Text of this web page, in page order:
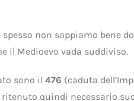
non sappiamo bene
il Medioevo vada suddiviso.
sono il 476 (caduta
ritenuto quindi necessario